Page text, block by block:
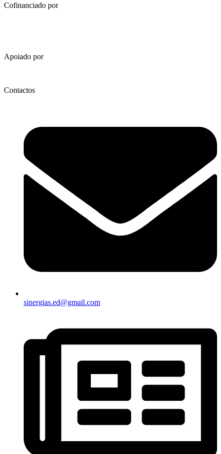
Cofinanciado por
Apoiado por
Contactos
sinergias.ed@gmail.com